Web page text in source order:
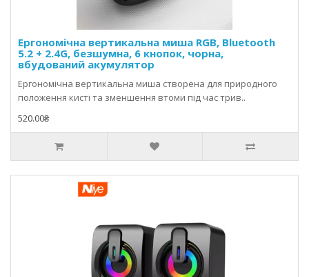
Ергономічна вертикальна миша RGB, Bluetooth
5.2 + 2.4G, безшумна, 6 кнопок, чорна,
вбудований акумулятор
Ергономічна вертикальна миша створена для природного
положення кисті та зменшення втоми під час трив..
520.00₴